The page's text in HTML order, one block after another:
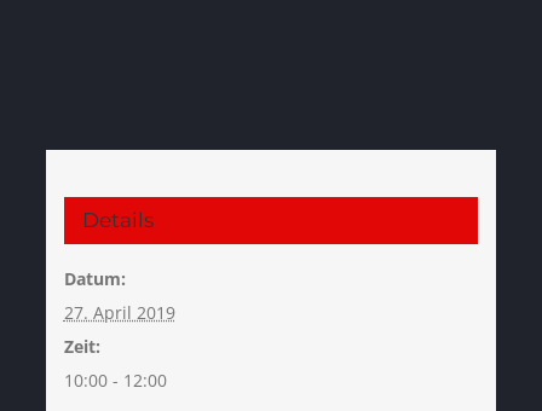
Details
Datum:
27. April 2019
Zeit:
10:00 - 12:00